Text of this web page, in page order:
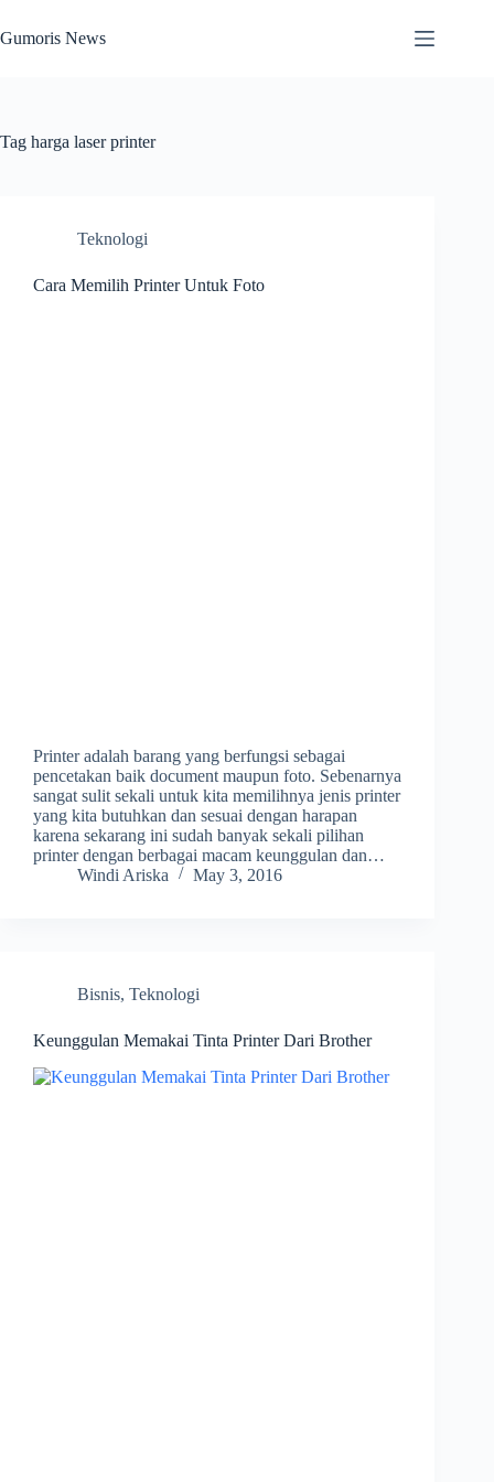
to
content
Gumoris News
Tag harga laser printer
Teknologi
Cara Memilih Printer Untuk Foto
Printer adalah barang yang berfungsi sebagai
pencetakan baik document maupun foto. Sebenarnya
sangat sulit sekali untuk kita memilihnya jenis printer
yang kita butuhkan dan sesuai dengan harapan
karena sekarang ini sudah banyak sekali pilihan
printer dengan berbagai macam keunggulan dan…
Windi Ariska
May 3, 2016
Bisnis, Teknologi
Keunggulan Memakai Tinta Printer Dari Brother